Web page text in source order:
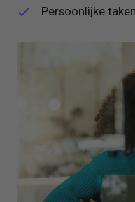
Persoonlijke